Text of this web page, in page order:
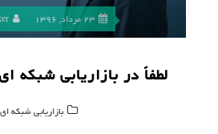
23 مرداد, 1396
لطفاً در بازاریابی شبکه
بازاریابی شبکه ای